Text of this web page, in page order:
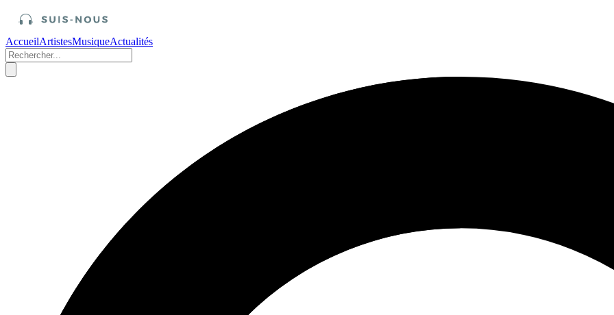
AccueilArtistesMusiqueActualités